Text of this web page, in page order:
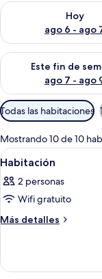
Hoy
ago 6 - ago
Consulta la
Este fin de
ago 7 - ago
Consulta la
Filtros
disponibles
para
las
habitaciones
Todas las habitaciones
Mostrando 10 de 10
Abrir
todas
las
fotos
de
2
Habitación
2 personas
Wifi gratuito
Más detalles
Más